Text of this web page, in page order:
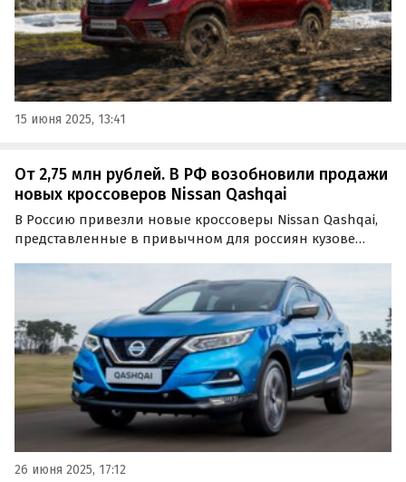
15 июня 2025, 13:41
От 2,75 млн рублей. В РФ возобновили продажи
новых кроссоверов Nissan Qashqai
В Россию привезли новые кроссоверы Nissan Qashqai,
представленные в привычном для россиян кузове
параллельному импорту автомобили стартуют на
одном из классифайдов от 2 750 000 рублей, сообщают
«Автоновости…
26 июня 2025, 17:12